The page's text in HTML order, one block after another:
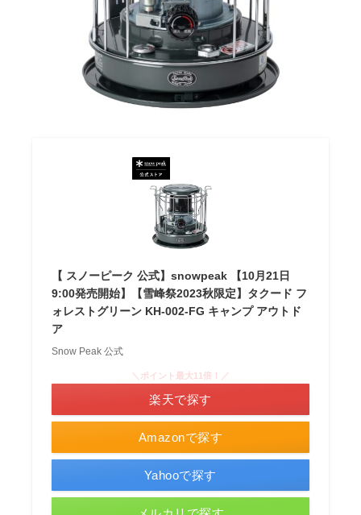
【 スノーピーク 公式】snowpeak 【10月21日
9:00発売開始】【雪峰祭2023秋限定】タクード フ
ォレストグリーン KH-002-FG キャンプ アウトド
ア
Snow Peak 公式
Amazonで探す
＼ポイント最大11倍！／
楽天で探す
Yahooで探す